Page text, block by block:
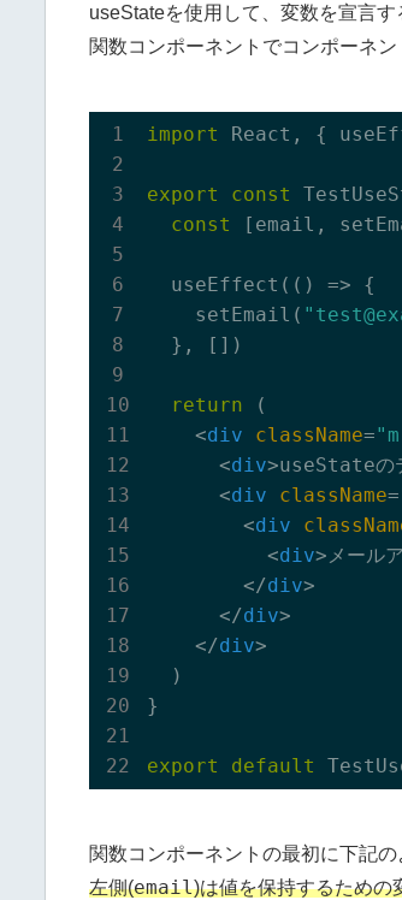
useStateを使用して、変数を宣言す
関数コンポーネントでコンポーネン
import React, {
export const
const
[email,
  useEffect(
() => {
    setEmail(
  }, [])
return (
<div className=
<div>useStateの
<div className=
<div
<div>メール
</div>
</div>
</div>
  )
}
export default
関数コンポーネントの最初に下記
左側(email)は値を保持するための